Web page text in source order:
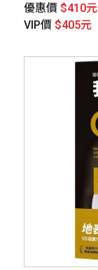
優惠價 $410元
VIP價 $405元